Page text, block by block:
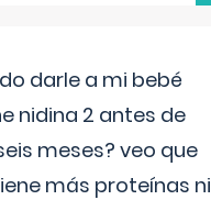
darle a mi bebé
nidina 2 antes de
meses? veo que
más proteínas ni